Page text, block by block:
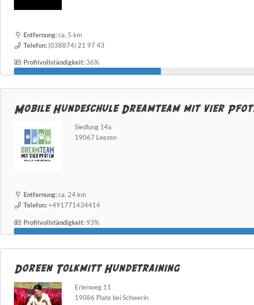
Entfernung:ca. 5 km
Telefon:(038874) 21 97 43
Profilvollständigkeit:36%
Mobile Hundeschule Dreamteam mit vier
Siedlung 14a
19067 Leezen
Entfernung:ca. 24 km
Telefon:+491771434414
Profilvollständigkeit:93%
Doreen Tolkmitt Hundetraining
Erlenweg 11
19086 Plate bei Schwerin